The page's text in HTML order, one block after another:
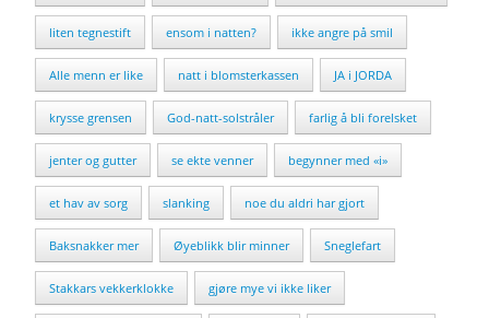
liten tegnestift ensom i natten? ikke angre på smil
Alle menn er like natt i blomsterkassen JA i JORDA
krysse grensen God-natt-solstråler farlig å bli forelsket
jenter og gutter se ekte venner begynner med «i»
et hav av sorg slanking noe du aldri har gjort
Baksnakker mer Øyeblikk blir minner Sneglefart
Stakkars vekkerklokke gjøre mye vi ikke liker